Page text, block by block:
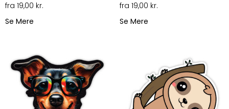
19,00 kr.
Se Mere
19,00 kr.
Se Mere